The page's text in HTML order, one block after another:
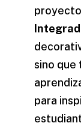
sino que
para